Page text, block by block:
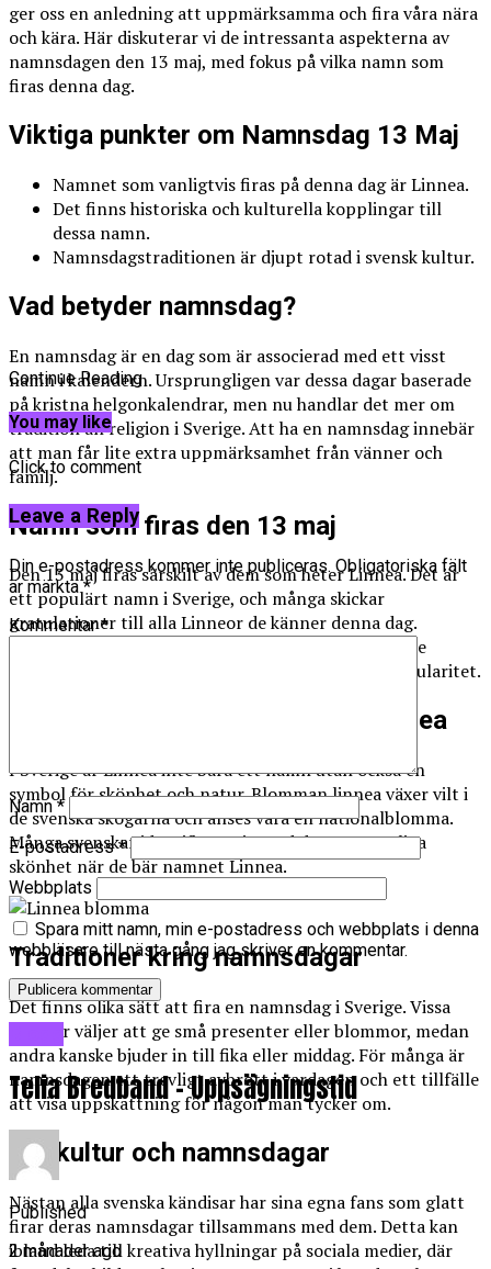
ger oss en anledning att uppmärksamma och fira våra nära
och kära. Här diskuterar vi de intressanta aspekterna av
namnsdagen den 13 maj, med fokus på vilka namn som
firas denna dag.
Viktiga punkter om Namnsdag 13 Maj
Namnet som vanligtvis firas på denna dag är Linnea.
Det finns historiska och kulturella kopplingar till
dessa namn.
Namnsdagstraditionen är djupt rotad i svensk kultur.
Vad betyder namnsdag?
En namnsdag är en dag som är associerad med ett visst
namn i kalendern. Ursprungligen var dessa dagar baserade
på kristna helgonkalendrar, men nu handlar det mer om
tradition än religion i Sverige. Att ha en namnsdag innebär
att man får lite extra uppmärksamhet från vänner och
familj.
Namn som firas den 13 maj
Den 13 maj firas särskilt av dem som heter Linnea. Det är
ett populärt namn i Sverige, och många skickar
gratulationer till alla Linneor de känner denna dag.
Namnet Linnea är också förknippat med den älskade
svenska blomman linnea, vilket förstärker dess popularitet.
Kulturell betydelse av namnet Linnea
I Sverige är Linnea inte bara ett namn utan också en
symbol för skönhet och natur. Blomman linnea växer vilt i
de svenska skogarna och anses vara en nationalblomma.
Många svenskar identifierar sig med denna naturliga
skönhet när de bär namnet Linnea.
Traditioner kring namnsdagar
Det finns olika sätt att fira en namnsdag i Sverige. Vissa
familjer väljer att ge små presenter eller blommor, medan
andra kanske bjuder in till fika eller middag. För många är
namnsdagen ett trevligt avbrott i vardagen och ett tillfälle
att visa uppskattning för någon man tycker om.
Popkultur och namnsdagar
Nästan alla svenska kändisar har sina egna fans som glatt
firar deras namnsdagar tillsammans med dem. Detta kan
ibland leda till kreativa hyllningar på sociala medier, där
Continue Reading
You may like
Click to comment
Leave a Reply
Din e-postadress kommer inte publiceras. Obligatoriska fält
är märkta*
Kommentar*
Namn*
E-postadress*
Webbplats
Spara mitt namn, min e-postadress och webbplats i denna
webbläsare till nästa gång jag skriver en kommentar.
Telia Bredband – Uppsägningstid
Published
2 månader ago